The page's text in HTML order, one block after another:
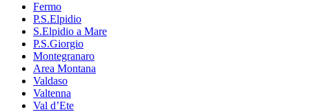
Fermo
P.S.Elpidio
S.Elpidio a Mare
P.S.Giorgio
Montegranaro
Area Montana
Valdaso
Valtenna
Val d’Ete